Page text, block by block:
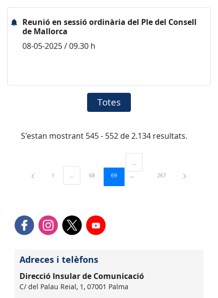
Reunió en sessió ordinària del Ple del Consell
de Mallorca
08-05-2025 / 09.30 h
Totes
S'estan mostrant 545 - 552 de 2.134 resultats.
Pàgina
1 ...Pàgines intermèdies Utilitzeu TAB per navegar.
Pàgina
68 Pàgina
69
Pàgines intermèdies Utilitzeu
Pàgina
267
Adreces i telèfons
Direcció Insular de Comunicació
C/ del Palau Reial, 1, 07001 Palma